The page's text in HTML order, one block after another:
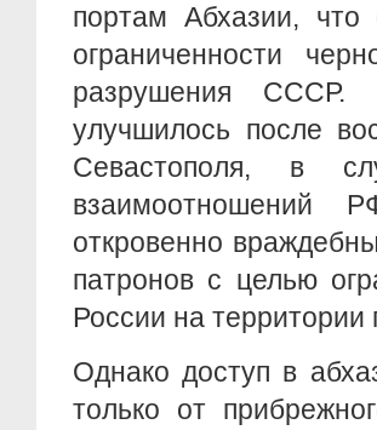
портам Абхазии, что
ограниченности
разрушения СССР.
улучшилось после
Севастополя, в
откровенно
патронов с целью
России на территории
Однако доступ в
только от